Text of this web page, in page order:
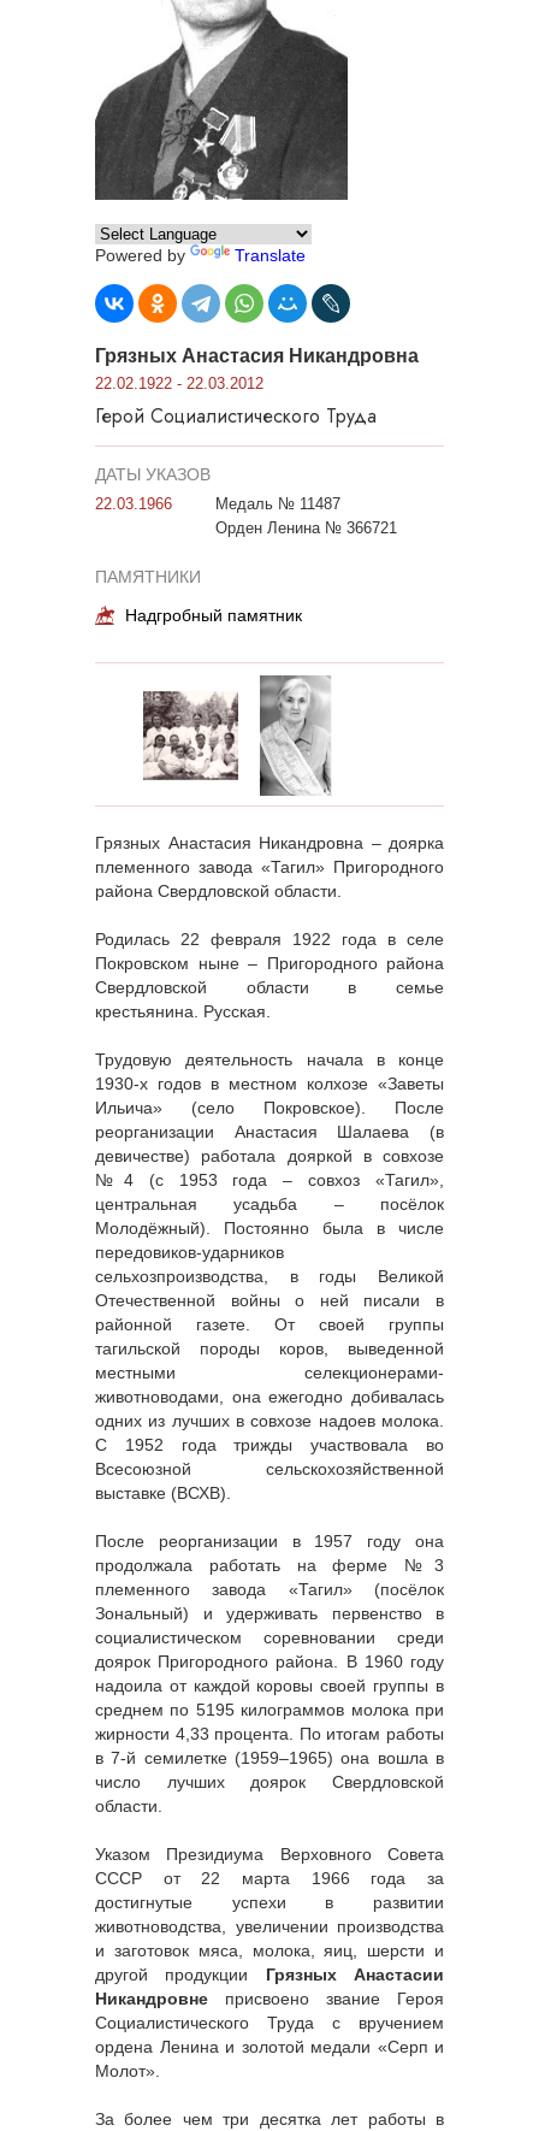
Powered by Translate
Грязных Анастасия Никандровна
22.02.1922 - 22.03.2012
Герой Социалистического Труда
ДАТЫ УКАЗОВ
22.03.1966
Медаль № 11487
Орден Ленина № 366721
ПАМЯТНИКИ
Надгробный памятник
Грязных Анастасия Никандровна – доярка
племенного завода «Тагил» Пригородного
района Свердловской области.
Родилась 22 февраля 1922 года в селе
Покровском ныне – Пригородного района
Свердловской области в семье
крестьянина. Русская.
Трудовую деятельность начала в конце
1930-х годов в местном колхозе «Заветы
Ильича» (село Покровское). После
реорганизации Анастасия Шалаева (в
девичестве) работала дояркой в совхозе
№4 (с 1953 года – совхоз «Тагил»,
центральная усадьба – посёлок
Молодёжный). Постоянно была в числе
передовиков-ударников
сельхозпроизводства, в годы Великой
Отечественной войны о ней писали в
районной газете. От своей группы
тагильской породы коров, выведенной
местными селекционерами-
животноводами, она ежегодно добивалась
одних из лучших в совхозе надоев молока.
С 1952 года трижды участвовала во
Всесоюзной сельскохозяйственной
выставке (ВСХВ).
После реорганизации в 1957 году она
продолжала работать на ферме №3
племенного завода «Тагил» (посёлок
Зональный) и удерживать первенство в
социалистическом соревновании среди
доярок Пригородного района. В 1960 году
надоила от каждой коровы своей группы в
среднем по 5195 килограммов молока при
жирности 4,33 процента. По итогам работы
в 7-й семилетке (1959–1965) она вошла в
число лучших доярок Свердловской
области.
Указом Президиума Верховного Совета
СССР от 22 марта 1966 года за
достигнутые успехи в развитии
животноводства, увеличении производства
и заготовок мяса, молока, яиц, шерсти и
другой продукции Грязных Анастасии
Никандровне присвоено звание Героя
Социалистического Труда с вручением
ордена Ленина и золотой медали «Серп и
Молот».
За более чем три десятка лет работы в